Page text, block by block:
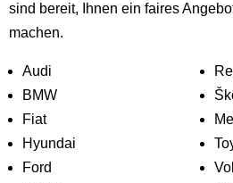
sind bereit, Ihnen ein faires
machen.
Audi
BMW
Fiat
Hyundai
Ford